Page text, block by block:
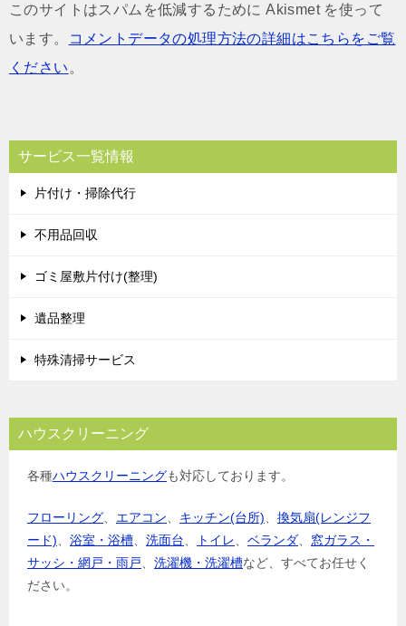
このサイトはスパムを低減するために Akismet を使って
います。
コメントデータの処理方法の詳細はこちらをご覧
ください 。
サービス一覧情報
片付け・掃除代行
不用品回収
ゴミ屋敷片付け(整理)
遺品整理
特殊清掃サービス
ハウスクリーニング
各種ハウスクリーニングも対応しております。
フローリング エアコン キッチン(台所)
換気扇(レンジフ
ード)
浴室・浴槽 洗面台 トイレ ベランダ
窓ガラス・
サッシ・網戸・雨戸
洗濯機・洗濯槽など、すべてお任せく
ださい。